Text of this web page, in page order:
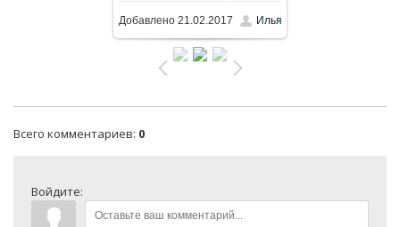
700x613/ 45.8Kb
Добавлено21.02.2017 Илья
Всего комментариев: 0
Войдите: